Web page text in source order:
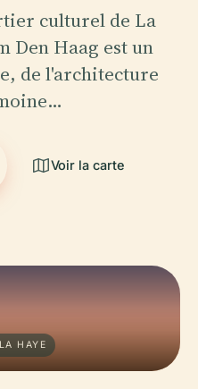
culturel de La
Den Haag est un
de l'architecture
Voir la carte
HAYE